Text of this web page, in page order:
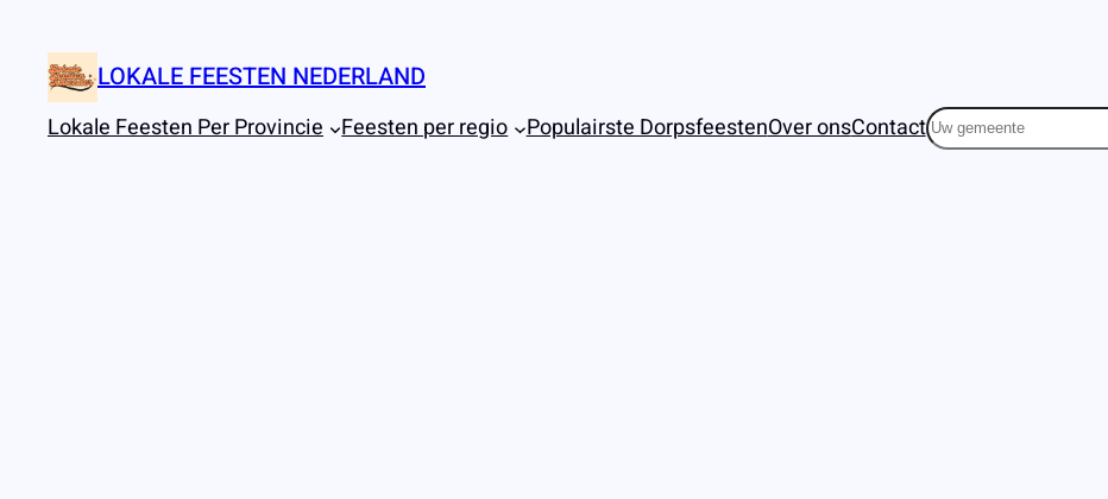
naar
inhoud
LOKALE FEESTEN NEDERLAND
Lokale Feesten Per Provincie Feesten per regio Populairste DorpsfeestenOver onsContactZoeken